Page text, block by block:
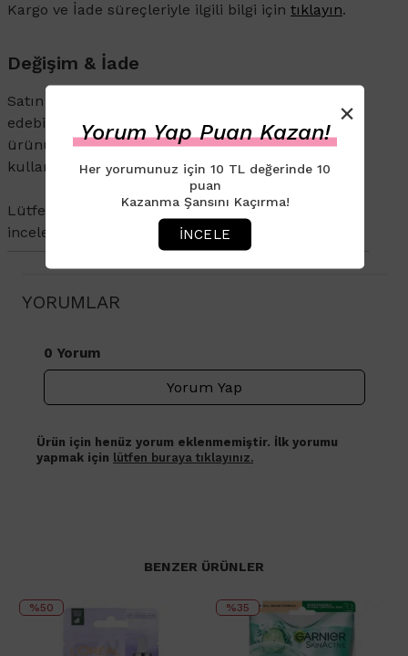
Kargo ve İade süreçleriyle ilgili bilgi için tıklayın.
Değişim & İade
Satın aldığınız ürünü 14 gün içerisinde iade
edebilirsiniz. İade veya değişim talebi olan
ürününüzün ambalajının açılmamış olması ve
kullanılmamış olması gerekmektedir.
Lütfen Değişim ve İadepolitikaları sayfamızı
inceleyin.
YORUMLAR
0 Yorum
Yorum Yap
Ürün için henüz yorum eklenmemiştir. İlk yorumu
yapmak için lütfen buraya tıklayınız.
×
Yorum Yap Puan Kazan!
Her yorumunuz için 10 TL değerinde 10
puan
Kazanma Şansını Kaçırma!
İNCELE
BENZER ÜRÜNLER
%50 %35